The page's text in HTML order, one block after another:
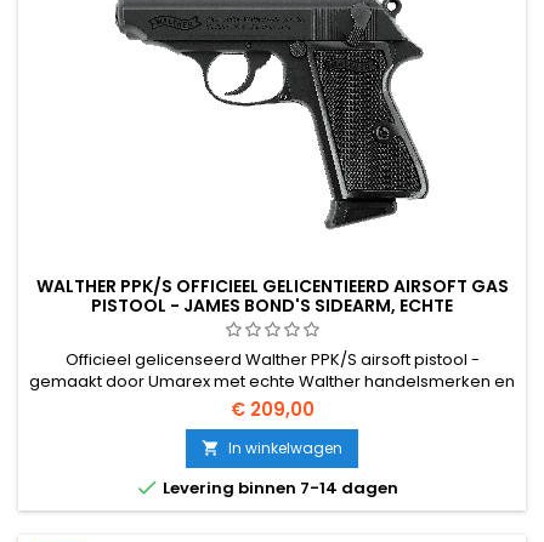
WALTHER PPK/S OFFICIEEL GELICENTIEERD AIRSOFT GAS
PISTOOL - JAMES BOND'S SIDEARM, ECHTE
HANDELSMERKEN
Officieel gelicenseerd Walther PPK/S airsoft pistool -
gemaakt door Umarex met echte Walther handelsmerken en
authentieke markeringen, premium bouwkwaliteit. Het
iconische compacte Duitse pistool dat wereldberoemd is
geworden als het pistool van James Bond. Groen gas, 13-rd
magazijn, &lt;1,0 J. 150 mm, 535 g.
€ 209,00
 In winkelwagen
 Levering binnen 7-14 dagen